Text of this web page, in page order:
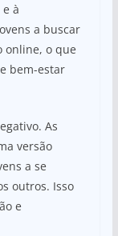
à
a buscar
online, o que
bem-estar
As
versão
a se
outros. Isso
e